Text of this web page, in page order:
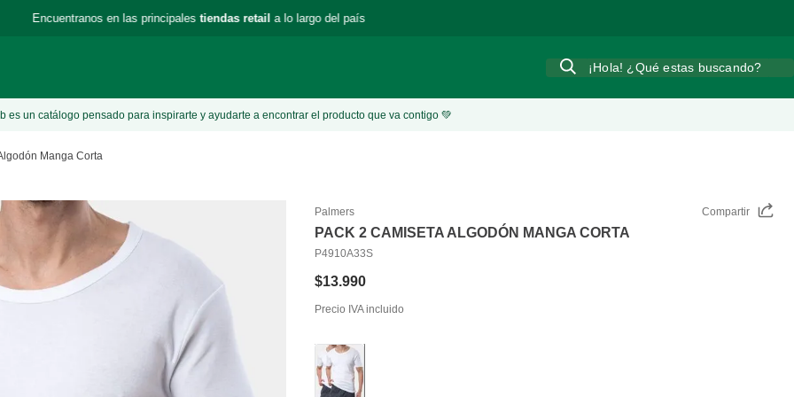
Encuentranos en las principales tiendas retail a lo largo del país
es un catálogo pensado para inspirarte y ayudarte a encontrar el producto que va contigo 💚
Manga Corta
Palmers Compartir
PACK 2 CAMISETA ALGODÓN MANGA CORTA
P4910A33S
$13.990
Precio IVA incluido